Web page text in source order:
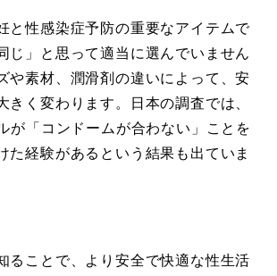
と性感染症予防の重要なアイテムで
じ」と思って適当に選んでいません
や素材、潤滑剤の違いによって、安
きく変わります。日本の調査では、
が「コンドームが合わない」ことを
た経験があるという結果も出ていま
ることで、より安全で快適な性生活